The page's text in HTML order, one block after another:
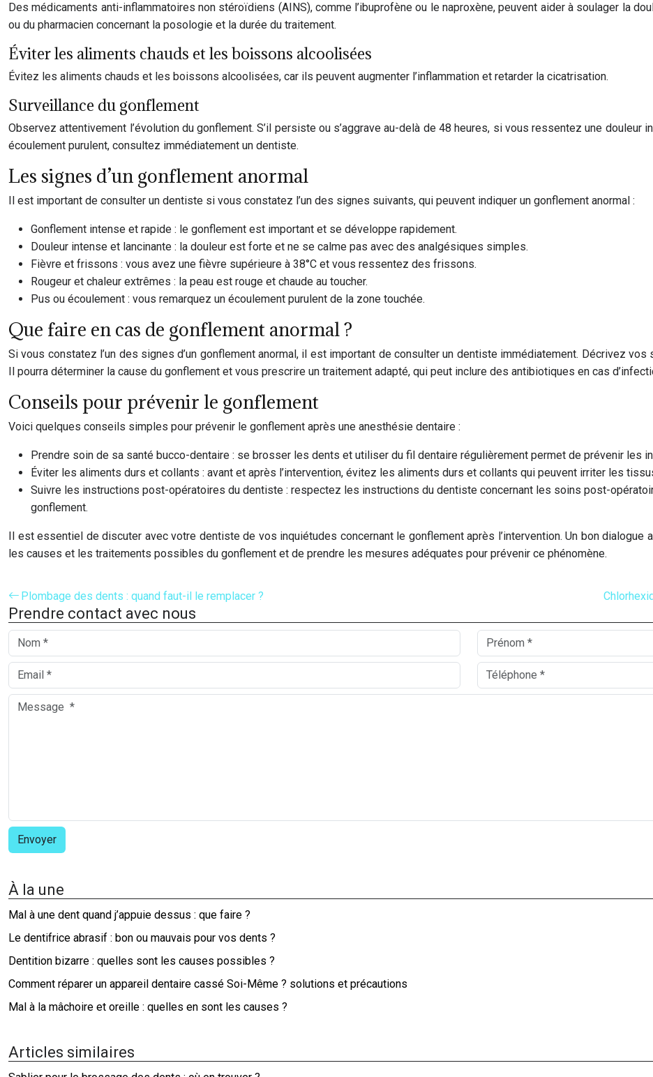
Des médicaments anti-inflammatoires non stéroïdiens (AINS), comme l’ibuprofène ou le naproxène, peuvent aider à soulager la
ou du pharmacien concernant la posologie et la durée du traitement.
Éviter les aliments chauds et les boissons alcoolisées
Évitez les aliments chauds et les boissons alcoolisées, car ils peuvent augmenter l’inflammation et retarder la cicatrisation.
Surveillance du gonflement
Observez attentivement l’évolution du gonflement. S’il persiste ou s’aggrave au-delà de 48 heures, si vous ressentez une
écoulement purulent, consultez immédiatement un dentiste.
Les signes d’un gonflement anormal
Il est important de consulter un dentiste si vous constatez l’un des signes suivants, qui peuvent indiquer un gonflement anormal :
Gonflement intense et rapide : le gonflement est important et se développe rapidement.
Douleur intense et lancinante : la douleur est forte et ne se calme pas avec des analgésiques simples.
Fièvre et frissons : vous avez une fièvre supérieure à 38°C et vous ressentez des frissons.
Rougeur et chaleur extrêmes : la peau est rouge et chaude au toucher.
Pus ou écoulement : vous remarquez un écoulement purulent de la zone touchée.
Que faire en cas de gonflement anormal ?
Si vous constatez l’un des signes d’un gonflement anormal, il est important de consulter un dentiste immédiatement. Décrivez
Il pourra déterminer la cause du gonflement et vous prescrire un traitement adapté, qui peut inclure des antibiotiques en cas
Conseils pour prévenir le gonflement
Voici quelques conseils simples pour prévenir le gonflement après une anesthésie dentaire :
Prendre soin de sa santé bucco-dentaire : se brosser les dents et utiliser du fil dentaire régulièrement permet de prévenir les
Éviter les aliments durs et collants : avant et après l’intervention, évitez les aliments durs et collants qui peuvent irriter les
Suivre les instructions post-opératoires du dentiste : respectez les instructions du dentiste concernant les soins post-
gonflement.
Il est essentiel de discuter avec votre dentiste de vos inquiétudes concernant le gonflement après l’intervention. Un bon
les causes et les traitements possibles du gonflement et de prendre les mesures adéquates pour prévenir ce phénomène.
Plombage des dents : quand faut-il le remplacer ?
Prendre contact avec nous
À la une
Mal à une dent quand j’appuie dessus : que faire ?
Le dentifrice abrasif : bon ou mauvais pour vos dents ?
Dentition bizarre : quelles sont les causes possibles ?
Comment réparer un appareil dentaire cassé Soi-Même ? solutions et précautions
Mal à la mâchoire et oreille : quelles en sont les causes ?
Articles similaires